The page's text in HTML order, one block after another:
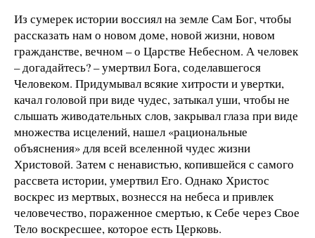
Из сумерек истории воссиял на земле Сам Бог, чтобы
рассказать нам о новом доме, новой жизни, новом
гражданстве, вечном – о Царстве Небесном. А человек
– догадайтесь? – умертвил Бога, соделавшегося
Человеком. Придумывал всякие хитрости и увертки,
качал головой при виде чудес, затыкал уши, чтобы не
слышать живодательных слов, закрывал глаза при виде
множества исцелений, нашел «рациональные
объяснения» для всей вселенной чудес жизни
Христовой. Затем с ненавистью, копившейся с самого
рассвета истории, умертвил Его. Однако Христос
воскрес из мертвых, вознесся на небеса и привлек
человечество, пораженное смертью, к Себе через Свое
Тело воскресшее, которое есть Церковь.